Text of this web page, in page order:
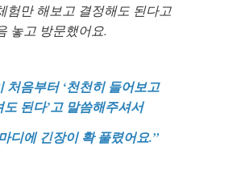
험만 해보고 결정해도 된다고
놓고 방문했어요.
처음부터 ‘천천히 들어보고
도 된다’고 말씀해주셔서
디에 긴장이 확 풀렸어요.”
로 예약하기